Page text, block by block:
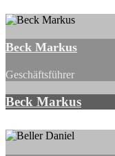
Beck Markus
Geschäftsführer
Beck Markus